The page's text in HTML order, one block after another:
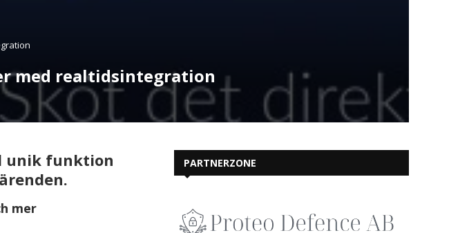
med realtidsintegration
unik funktion
mer
PARTNERZONE